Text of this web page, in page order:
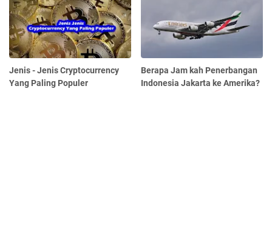
Jenis - Jenis Cryptocurrency
Yang Paling Populer
Berapa Jam kah Penerbangan
Indonesia Jakarta ke Amerika?